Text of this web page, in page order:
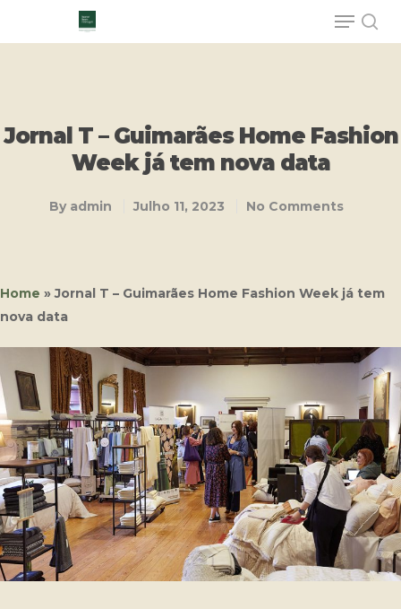
Jornal T – Guimarães Home Fashion
Week já tem nova data
By admin Julho 11, 2023 No Comments
Home »Jornal T – Guimarães Home Fashion Week já tem
nova data